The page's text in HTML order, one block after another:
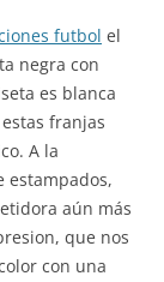
futbol el
negra con
es blanca
franjas
A la
estampados,
aún más
que nos
con una